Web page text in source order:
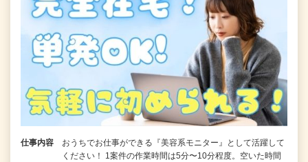
仕事内容
おうちでお仕事ができる『美容系モニター』として活躍して
ください！ 1案件の作業時間は5分〜10分程度。空いた時間